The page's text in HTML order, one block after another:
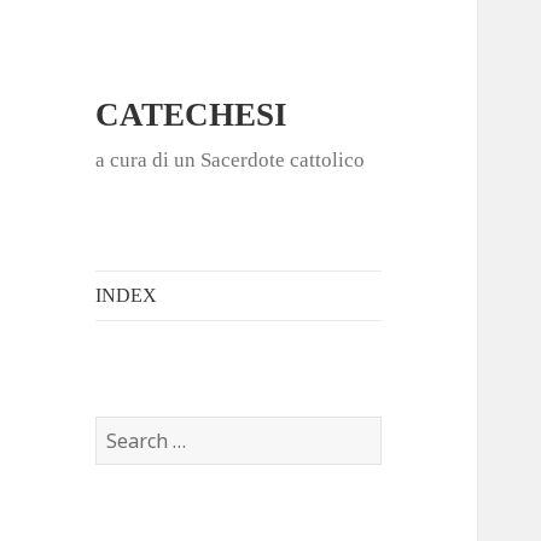
CATECHESI
a cura di un Sacerdote cattolico
INDEX